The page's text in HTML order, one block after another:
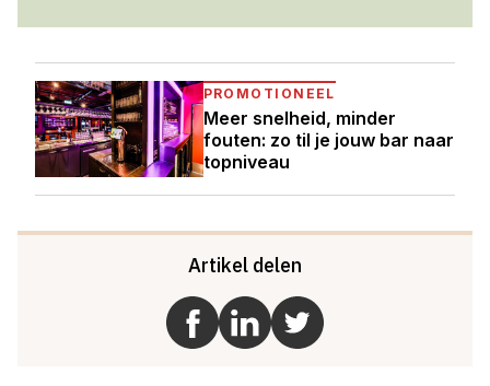
PROMOTIONEEL
Meer snelheid, minder
fouten: zo til je jouw bar naar
topniveau
Artikel delen